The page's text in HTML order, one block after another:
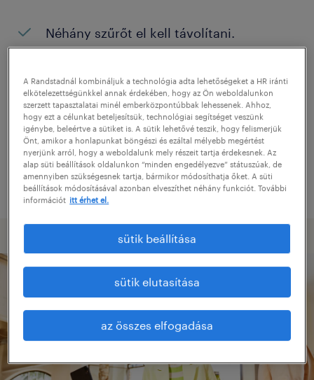
Néhány szűrőt el kell távolítani.
Próbálja meg kibővíteni a keresés
helyszínét.
Adjon meg más pozíció nevet, vagy
kulcsszót, és ellenőrizze, hogy helyesen
írta-e le.
A Randstadnál kombináljuk a technológia adta lehetőségeket a HR iránti
elkötelezettségünkkel annak érdekében, hogy az Ön weboldalunkon
szerzett tapasztalatai minél emberközpontúbbak lehessenek. Ahhoz,
hogy ezt a célunkat beteljesítsük, technológiai segítséget veszünk
igénybe, beleértve a sütiket is. A sütik lehetővé teszik, hogy felismerjük
Önt, amikor a honlapunkat böngészi és ezáltal mélyebb megértést
nyerjünk arról, hogy a weboldalunk mely részeit tartja érdekesnek. Az
alap süti beállítások oldalunkon “minden engedélyezve” státuszúak, de
amennyiben szükségesnek tartja, bármikor módosíthatja őket. A süti
beállítások módosításával azonban elveszíthet néhány funkciót. További
információt itt érhet el.
sütik beállítása
sütik elutasítása
az összes elfogadása